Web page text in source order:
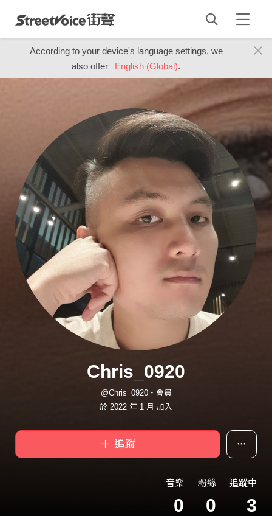
According to your device's language settings, we
also offer
English (Global).
Chris_0920
@Chris_0920・會員
於 2022 年 1 月 加入
＋ 追蹤
音樂
0
粉絲
0
追蹤中
3